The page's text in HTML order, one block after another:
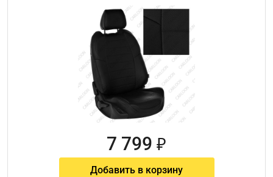
7 799 ₽
Добавить в корзину